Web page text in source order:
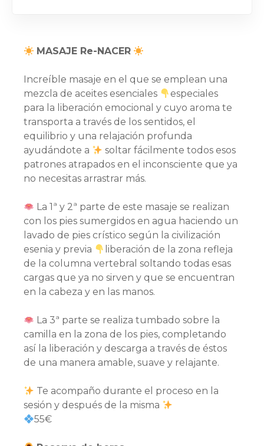
MASAJE Re-NACER
Increíble masaje en el que se emplean una
mezcla de aceites esenciales
especiales
para la liberación emocional y cuyo aroma te
transporta a través de los sentidos, el
equilibrio y una relajación profunda
ayudándote a
soltar fácilmente todos esos
patrones atrapados en el inconsciente que ya
no necesitas arrastrar más.
La 1ª y 2ª parte de este masaje se realizan
con los pies sumergidos en agua haciendo un
lavado de pies crístico según la civilización
esenia y previa
liberación de la zona refleja
de la columna vertebral soltando todas esas
cargas que ya no sirven y que se encuentran
en la cabeza y en las manos.
La 3ª parte se realiza tumbado sobre la
camilla en la zona de los pies, completando
así la liberación y descarga a través de éstos
de una manera amable, suave y relajante.
Te acompaño durante el proceso en la
sesión y después de la misma
55€